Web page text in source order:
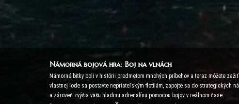
Námorná bojová hra: Boj na vlnách
Námorné bitky boli v histórii predmetom mnohých príbehov a teraz môžete
vlastnej lode sa postavte nepriateľským flotilám, zapojte sa do strategických
a zároveň zvýšia vašu hladinu adrenalínu pomocou bojov v reálnom čase.